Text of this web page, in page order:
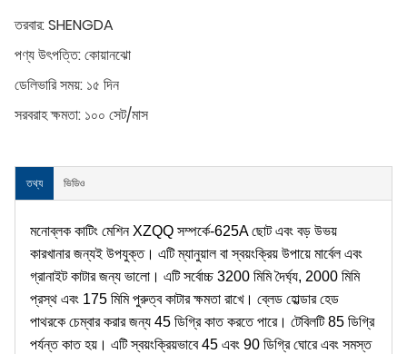
তরবার:SHENGDA
পণ্য উৎপত্তি:কোয়ানঝো
ডেলিভারি সময়: ১৫ দিন
সরবরাহ ক্ষমতা: ১০০ সেট/মাস
তথ্য ভিডিও
মনোব্লক কাটিং মেশিন XZQQ সম্পর্কে-625A ছোট এবং বড় উভয়
কারখানার জন্যই উপযুক্ত। এটি ম্যানুয়াল বা স্বয়ংক্রিয় উপায়ে মার্বেল এবং
গ্রানাইট কাটার জন্য ভালো। এটি সর্বোচ্চ 3200 মিমি দৈর্ঘ্য, 2000 মিমি
প্রস্থ এবং 175 মিমি পুরুত্ব কাটার ক্ষমতা রাখে। ব্লেড হোল্ডার হেড
পাথরকে চেম্বার করার জন্য 45 ডিগ্রি কাত করতে পারে। টেবিলটি 85 ডিগ্রি
পর্যন্ত কাত হয়। এটি স্বয়ংক্রিয়ভাবে 45 এবং 90 ডিগ্রি ঘোরে এবং সমস্ত